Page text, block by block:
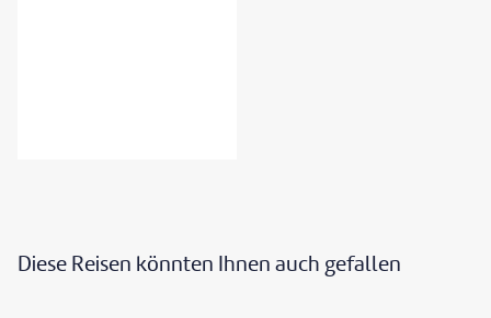
Diese Reisen könnten Ihnen auch gefallen